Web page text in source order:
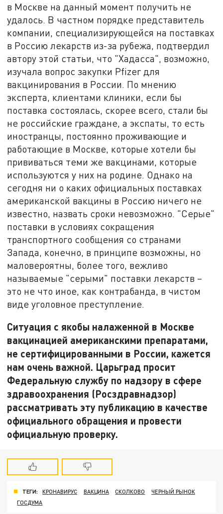
в Москве на данный момент получить не
удалось. В частном порядке представитель
компании, специализирующейся на поставках
в Россию лекарств из-за рубежа, подтвердил
автору этой статьи, что "Хадасса", возможно,
изучала вопрос закупки Pfizer для
вакцинирования в России. По мнению
эксперта, клиентами клиники, если бы
поставка состоялась, скорее всего, стали бы
не российские граждане, а экспаты, то есть
иностранцы, постоянно проживающие и
работающие в Москве, которые хотели бы
прививаться теми же вакцинами, которые
используются у них на родине. Однако на
сегодня ни о каких официальных поставках
американской вакцины в Россию ничего не
известно, назвать сроки невозможно. "Серые"
поставки в условиях сокращения
транспортного сообщения со странами
Запада, конечно, в принципе возможны, но
маловероятны, более того, вежливо
называемые "серыми" поставки лекарств –
это не что иное, как контрабанда, в чистом
виде уголовное преступление.
Ситуация с якобы налаженной в Москве
вакцинацией американскими препаратами,
не сертифицированными в России, кажется
нам очень важной. Царьград просит
Федеральную службу по надзору в сфере
здравоохранения (Росздравнадзор)
рассматривать эту публикацию в качестве
официального обращения и провести
официальную проверку.
ТЕГИ: КРОНАВИРУС ВАКЦИНА СКОЛКОВО
ЧЕРНЫЙ РЫНОК
ГОСДУМА